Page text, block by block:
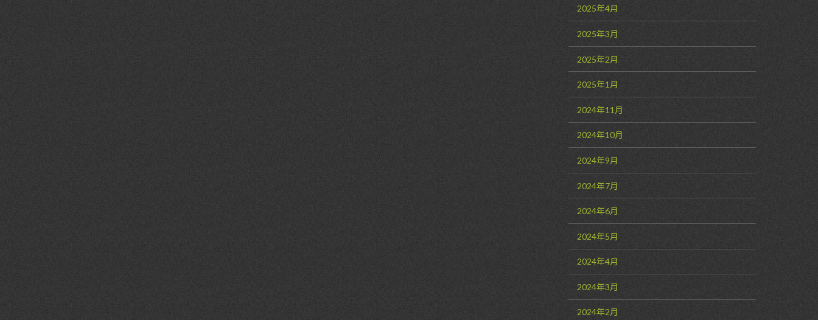
2025年4月
2025年3月
2025年2月
2025年1月
2024年11月
2024年10月
2024年9月
2024年7月
2024年6月
2024年5月
2024年4月
2024年3月
2024年2月